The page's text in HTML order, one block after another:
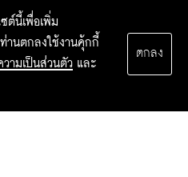
ต์นี้เพื่อเพิ่ม
านตกลงใช้งานคุ้กกี้
วามเป็นส่วนตัว และ
ตกลง
ALL RIGHTS RESERVED